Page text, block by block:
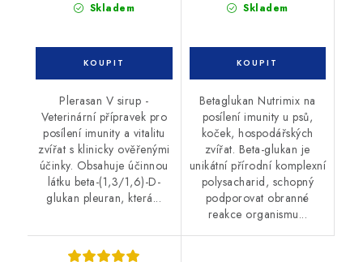
Skladem
Plerasan V sirup -
Veterinární přípravek pro
posílení imunity a vitalitu
zvířat s klinicky ověřenými
účinky. Obsahuje účinnou
látku beta-(1,3/1,6)-D-
glukan pleuran, která...
Skladem
Betaglukan Nutrimix na
posílení imunity u psů,
koček, hospodářských
zvířat. Beta-glukan je
unikátní přírodní komplexní
polysacharid, schopný
podporovat obranné
reakce organismu...